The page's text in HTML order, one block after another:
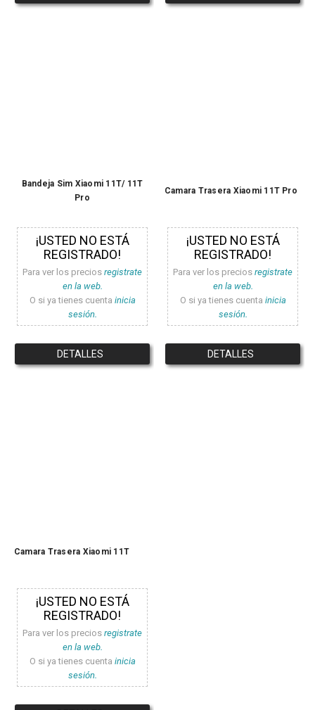
Bandeja Sim Xiaomi 11T/ 11T
Pro
¡USTED NO ESTÁ
REGISTRADO!
Para ver los precios registrate
en la web.
O si ya tienes cuenta inicia
sesión.
DETALLES
Camara Trasera Xiaomi 11T Pro
¡USTED NO ESTÁ
REGISTRADO!
Para ver los precios registrate
en la web.
O si ya tienes cuenta inicia
sesión.
DETALLES
Camara Trasera Xiaomi 11T
¡USTED NO ESTÁ
REGISTRADO!
Para ver los precios registrate
en la web.
O si ya tienes cuenta inicia
sesión.